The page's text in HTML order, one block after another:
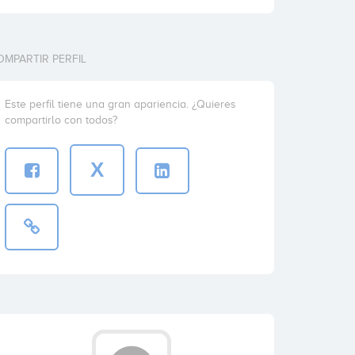
PERFIL
Este perfil tiene una gran apariencia. ¿Quieres
compartirlo con todos?
X